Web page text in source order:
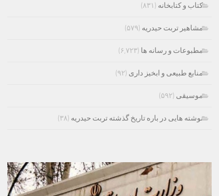
کتاب و کتابخانه (۸۳۱)
مشاهیر تربت حیدریه (۵۷۹)
مطبوعات و رسانه ها (۶,۷۲۳)
منابع طبیعی و ابخیز داری (۹۲)
موسیقی (۵۹۲)
نوشته هایی در باره تاریخ گذشته تربت حیدریه (۳۸)